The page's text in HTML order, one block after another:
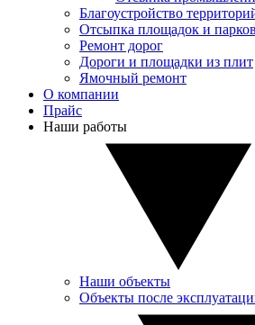
Благоустройство
Отсыпка площадок и
Ремонт дорог
Дороги и площадки из плит
Ямочный ремонт
О компании
Прайс
Наши работы
Наши объекты
Объекты после